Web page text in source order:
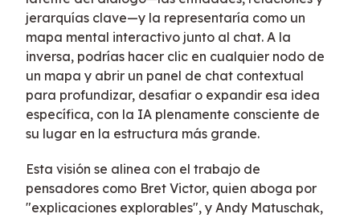
jerarquías clave—y la representaría como un
mapa mental interactivo junto al chat. A la
inversa, podrías hacer clic en cualquier nodo de
un mapa y abrir un panel de chat contextual
para profundizar, desafiar o expandir esa idea
específica, con la IA plenamente consciente de
su lugar en la estructura más grande.
Esta visión se alinea con el trabajo de
pensadores como Bret Victor, quien aboga por
"explicaciones explorables", y Andy Matuschak,